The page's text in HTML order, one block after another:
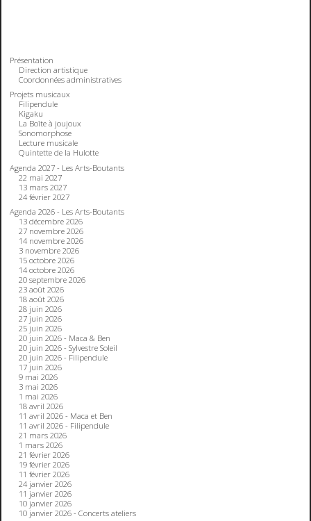
Présentation
Direction artistique
Coordonnées administratives
Projets musicaux
Filipendule
Kigaku
La Boîte à joujoux
Sonomorphose
Lecture musicale
Quintette de la Hulotte
Agenda 2027 - Les Arts-Boutants
22 mai 2027
13 mars 2027
24 février 2027
Agenda 2026 - Les Arts-Boutants
13 décembre 2026
27 novembre 2026
14 novembre 2026
3 novembre 2026
15 octobre 2026
14 octobre 2026
20 septembre 2026
23 août 2026
18 août 2026
28 juin 2026
27 juin 2026
25 juin 2026
20 juin 2026 - Maca & Ben
20 juin 2026 - Sylvestre Soleil
20 juin 2026 - Filipendule
17 juin 2026
9 mai 2026
3 mai 2026
1 mai 2026
18 avril 2026
11 avril 2026 - Maca et Ben
11 avril 2026 - Filipendule
21 mars 2026
1 mars 2026
21 février 2026
19 février 2026
11 février 2026
24 janvier 2026
11 janvier 2026
10 janvier 2026
10 janvier 2026 - Concerts ateliers